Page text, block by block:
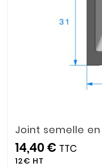
Joint semelle en
14,40 € TTC
12€ HT